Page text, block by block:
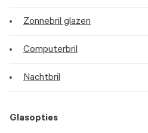
Zonnebril glazen
Computerbril
Nachtbril
Glasopties